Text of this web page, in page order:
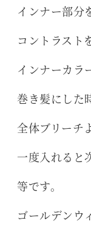
インナー部分
コントラスト
インナーカラ
巻き髪にした
全体ブリーチ
一度入れると
等です。
ゴールデンウ